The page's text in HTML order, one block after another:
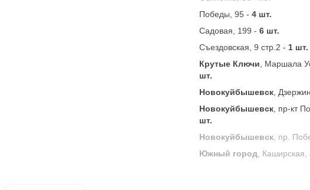
Победы, 95 -4 шт.
Садовая, 199 -6 шт.
Съездовская, 9 стр.2 - 1 шт.
Крутые Ключи , Маршала
шт.
Новокуйбышевск ,
Новокуйбышевск , пр-кт
шт.
Новокуйбышевск , пр.
Южный город , Каширская,